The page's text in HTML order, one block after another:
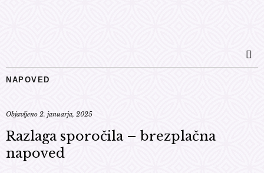
NAPOVED
Objavljeno 2. januarja, 2025
Razlaga sporočila – brezplačna
napoved